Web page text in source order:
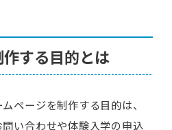
する目的とは
ページを制作する目的は、
い合わせや体験入学の申込